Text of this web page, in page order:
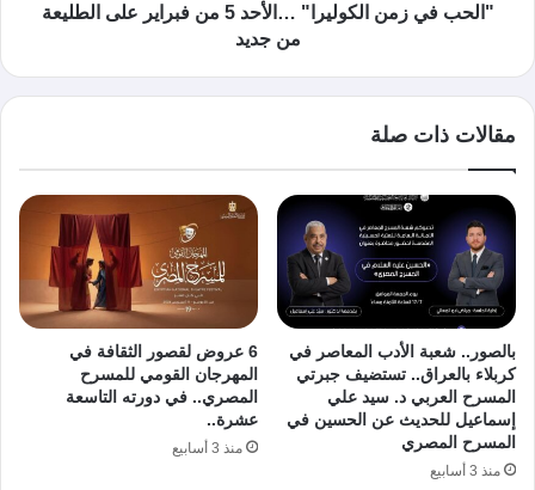
"الحب في زمن الكوليرا" …الأحد 5 من فبراير على الطليعة
من جديد
مقالات ذات صلة
بالصور.. شعبة الأدب المعاصر في
كربلاء بالعراق.. تستضيف جبرتي
المسرح العربي د. سيد علي
إسماعيل للحديث عن الحسين في
المسرح المصري
منذ 3 أسابيع
6 عروض لقصور الثقافة في
المهرجان القومي للمسرح
المصري.. في دورته التاسعة
عشرة..
منذ 3 أسابيع